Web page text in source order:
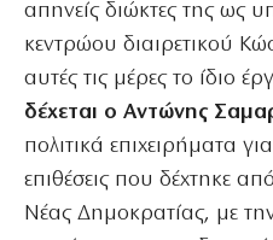
απηνείς διώκτες της ως
κεντρώου διαιρετικού
αυτές τις μέρες το ίδιο
δέχεται ο Αντώνης
πολιτικά επιχειρήματα
επιθέσεις που δέχτηκε
Νέας Δημοκρατίας, με